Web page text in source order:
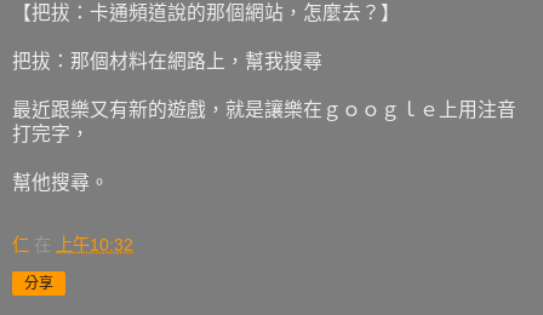
【把拔：卡通頻道說的那個網站，怎麼去？】
把拔：那個材料在網路上，幫我搜尋
最近跟樂又有新的遊戲，就是讓樂在ｇｏｏｇｌｅ上用注音
打完字，
幫他搜尋。
仁 在 上午10:32
分享